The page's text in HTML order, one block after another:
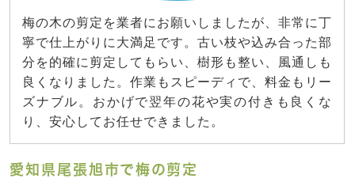
梅の木の剪定を業者にお願いしましたが、非常に丁
寧で仕上がりに大満足です。古い枝や込み合った部
分を的確に剪定してもらい、樹形も整い、風通しも
良くなりました。作業もスピーディで、料金もリー
ズナブル。おかげで翌年の花や実の付きも良くな
り、安心してお任せできました。
愛知県尾張旭市で梅の剪定